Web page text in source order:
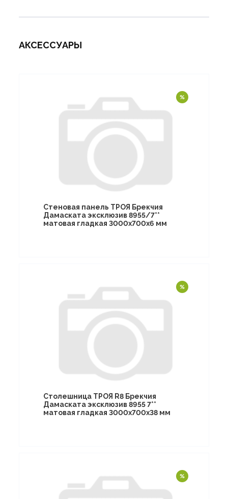
АКСЕССУАРЫ
Стеновая панель ТРОЯ Брекчия
Дамаската эксклюзив 8955/7**
матовая гладкая 3000х700х6 мм
Столешница ТРОЯ R8 Брекчия
Дамаската эксклюзив 8955 7**
матовая гладкая 3000х700х38 мм